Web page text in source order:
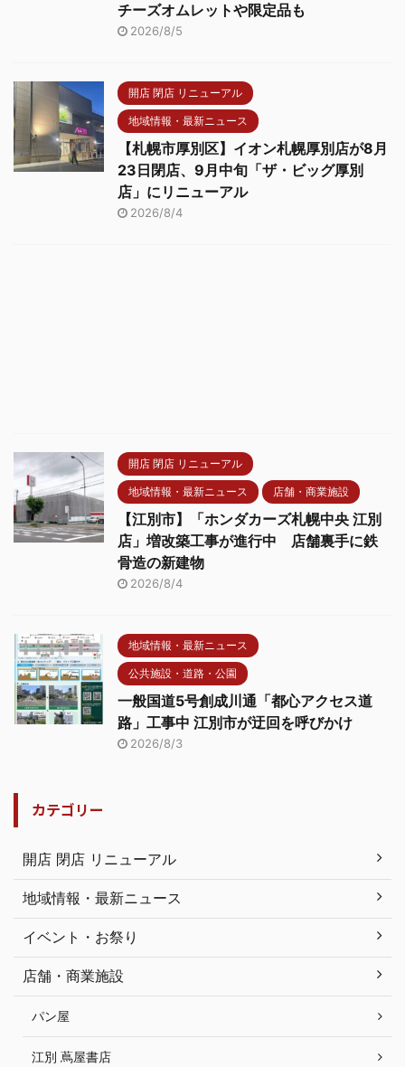
チーズオムレットや限定品も
2026/8/5
開店 閉店 リニューアル
地域情報・最新ニュース
【札幌市厚別区】イオン札幌厚別店が8月
23日閉店、9月中旬「ザ・ビッグ厚別
店」にリニューアル
2026/8/4
開店 閉店 リニューアル
地域情報・最新ニュース 店舗・商業施設
【江別市】「ホンダカーズ札幌中央 江別
店」増改築工事が進行中 店舗裏手に鉄
骨造の新建物
2026/8/4
地域情報・最新ニュース
公共施設・道路・公園
一般国道5号創成川通「都心アクセス道
路」工事中 江別市が迂回を呼びかけ
2026/8/3
カテゴリー
開店 閉店 リニューアル
地域情報・最新ニュース
イベント・お祭り
店舗・商業施設
パン屋
江別 蔦屋書店